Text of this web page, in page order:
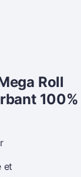
Roll
100%